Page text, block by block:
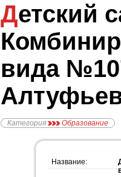
Детский сад
вида
Категория Образование
Название: